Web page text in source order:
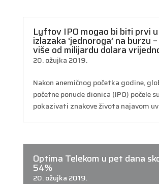
Lyftov IPO mogao bi biti prvi
izlazaka ‘jednoroga’ na burzu
više od milijardu dolara
20. ožujka 2019.
Nakon anemičnog početka godine,
početne ponude dionica (IPO) počele su
pokazivati znakove života najavom
Optima Telekom u pet dana
54%
20. ožujka 2019.